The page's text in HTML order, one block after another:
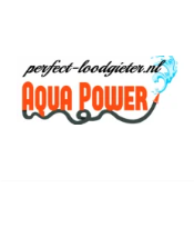
Ga
naar
de